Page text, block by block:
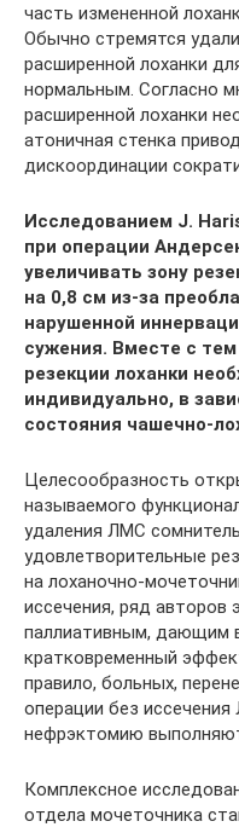
часть измененной
Обычно стремятся
расширенной лоханки
нормальным. Согласно
расширенной лоханки
атоничная стенка
дискоординации
Исследованием J.
при операции
увеличивать зону
на 0,8 см из-за
нарушенной
сужения. Вместе с
резекции лоханки
индивидуально, в
состояния чашечно-
Целесообразность
называемого
удаления ЛМС
удовлетворительные
на лоханочно-
иссечения, ряд авторов
паллиативным, дающим
кратковременный
правило, больных,
операции без
нефрэктомию выполняют
Комплексное
отдела мочеточника